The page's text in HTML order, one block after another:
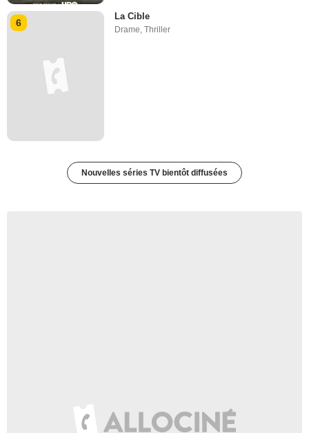
6
La Cible
Drame,Thriller
Nouvelles séries TV bientôt diffusées